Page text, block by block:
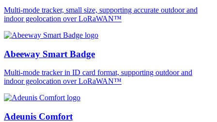
Multi-mode tracker, small size, supporting accurate outdoor and
indoor geolocation over LoRaWAN™
Abeeway Smart Badge
Multi-mode tracker in ID card format, supporting outdoor and
indoor geolocation over LoRaWAN™
Adeunis Comfort